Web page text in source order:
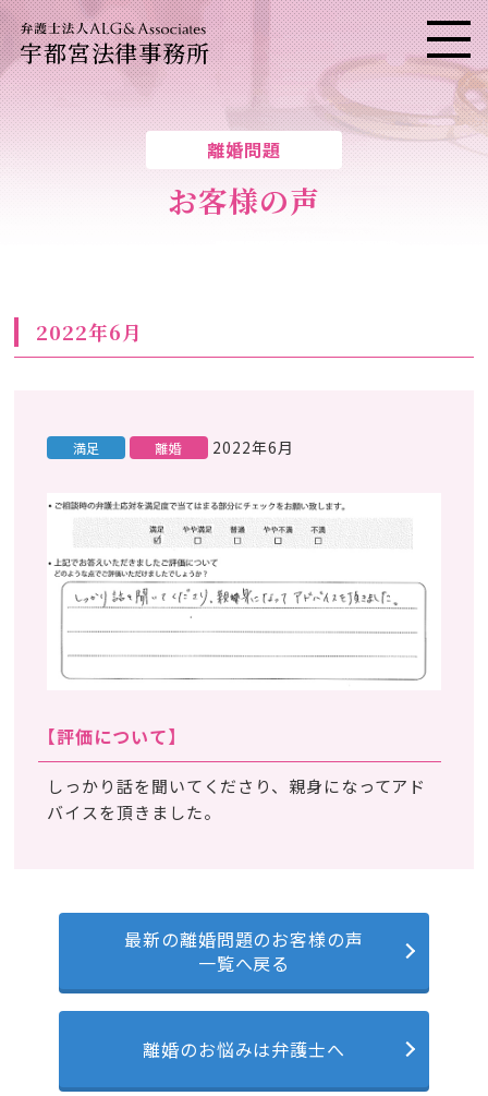
宇都宮法律事務所 メニ
離婚問題
お客様の声
2022年6月
満足 離婚 2022年6月
【評価について】
しっかり話を聞いてくださり、親身になってアド
バイスを頂きました。
最新の離婚問題のお客様の声
一覧へ戻る
離婚のお悩みは弁護士へ